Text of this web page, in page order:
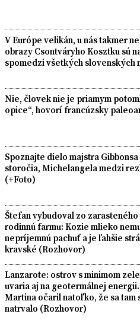
V Európe velikán, u nás takmer
obrazy Csontváryho Kosztku sú
spomedzi všetkých slovenských
Nie, človek nie je priamym
opice“, hovorí francúzsky
Spoznajte dielo majstra Gibbonsa
storočia, Michelangela medzi
(+Foto)
Štefan vybudoval zo
rodinnú farmu: Kozie mlieko
nepríjemnú pachuť a je ľahšie
kravské (Rozhovor)
Lanzarote: ostrov s minimom
uvaria aj na geotermálnej
Martina očaril natoľko, že sa tam
natrvalo (Rozhovor)